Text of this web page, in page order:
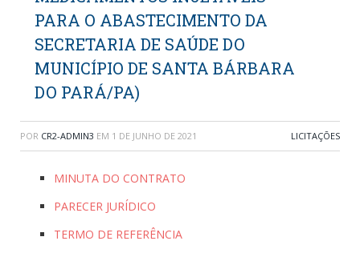
PARA O ABASTECIMENTO DA
SECRETARIA DE SAÚDE DO
MUNICÍPIO DE SANTA BÁRBARA
DO PARÁ/PA)
POR CR2-ADMIN3 EM 1 DE JUNHO DE 2021 LICITAÇÕES
MINUTA DO CONTRATO
PARECER JURÍDICO
TERMO DE REFERÊNCIA